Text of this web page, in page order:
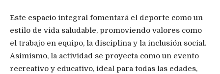
Este espacio integral fomentará el deporte como un
estilo de vida saludable, promoviendo valores como
el trabajo en equipo, la disciplina y la inclusión social.
Asimismo, la actividad se proyecta como un evento
recreativo y educativo, ideal para todas las edades,